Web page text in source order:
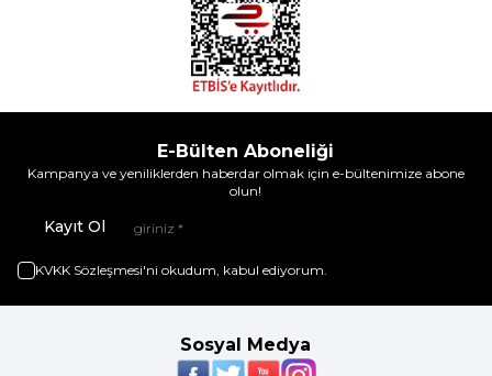
E-Bülten Aboneliği
Kampanya ve yeniliklerden haberdar olmak için e-bültenimize abone
olun!
Kayıt Ol
KVKK Sözleşmesi'ni okudum, kabul ediyorum.
Sosyal Medya